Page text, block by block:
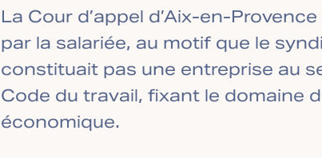
La Cour d’appel d’Aix-en-
par la salariée, au motif que le
constituait pas une entreprise au
Code du travail, fixant le domaine
économique.